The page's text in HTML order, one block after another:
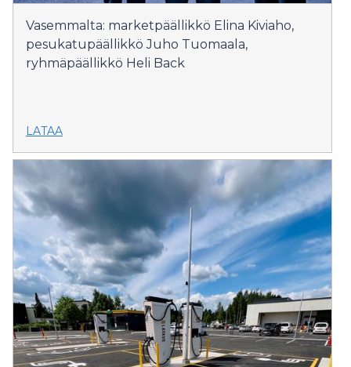
Vasemmalta: marketpäällikkö Elina Kiviaho,
pesukatupäällikkö Juho Tuomaala,
ryhmäpäällikkö Heli Back
LATAA